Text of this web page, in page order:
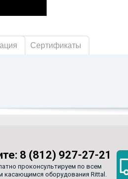
Сертификаты
8 (812) 927-27-21
проконсультируем по всем
касающимся оборудования Rittal.